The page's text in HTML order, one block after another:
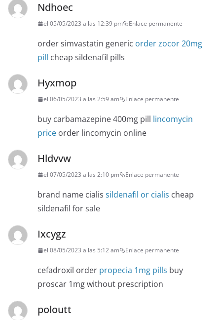
Ndhoec
el 05/05/2023 a las 12:39 pm Enlace permanente
order simvastatin generic order zocor 20mg
pill cheap sildenafil pills
Hyxmop
el 06/05/2023 a las 2:59 am Enlace permanente
buy carbamazepine 400mg pill lincomycin
price order lincomycin online
Hldvvw
el 07/05/2023 a las 2:10 pm Enlace permanente
brand name cialis sildenafil or cialis cheap
sildenafil for sale
Ixcygz
el 08/05/2023 a las 5:12 am Enlace permanente
cefadroxil order propecia 1mg pills buy
proscar 1mg without prescription
poloutt